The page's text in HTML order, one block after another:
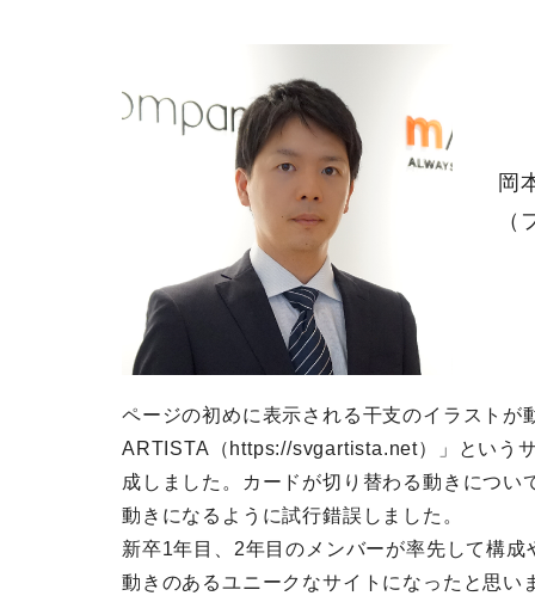
岡
（
ページの初めに表示される干支のイラストが
ARTISTA（https://svgartista.net）」という
成しました。カードが切り替わる動きにつ
動きになるように試行錯誤しました。
新卒1年目、2年目のメンバーが率先して構
動きのあるユニークなサイトになったと思